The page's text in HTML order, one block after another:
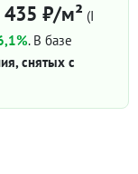
435 ₽/м² (I
. В базе
снятых с